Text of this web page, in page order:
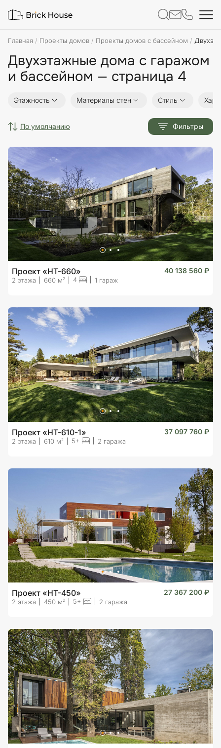
Главная Проекты домов Проекты домов с бассейном
Двухэтажные дома с гаражом
и бассейном — страница 4
Этажность Материалы стен Стиль
по умолчанию Фильтры
Проект «HT-660» 40 138 560 ₽
2 этажа 660 м2 4 1 гараж
Проект «HT-610-1» 37 097 760 ₽
2 этажа 610 м 2 5+ 2 гаража
Проект «HT-450» 27 367 200 ₽
2 этажа 450 м 2 5+ 2 гаража